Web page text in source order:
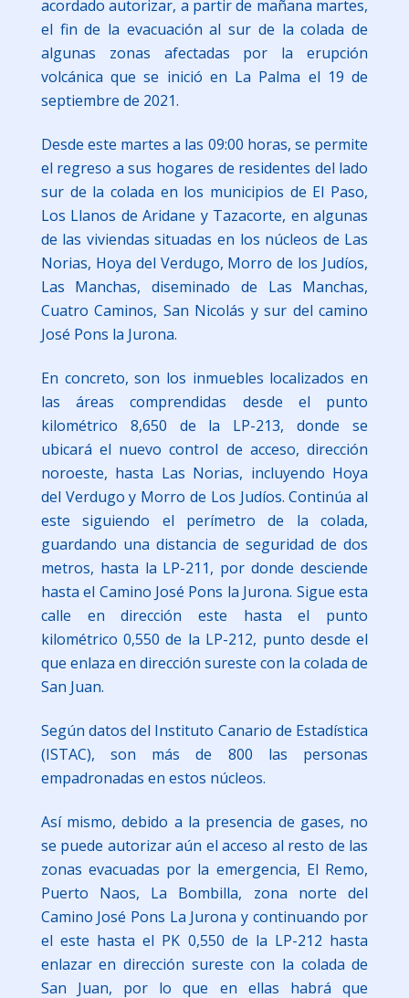
acordado autorizar, a partir de mañana martes,
el fin de la evacuación al sur de la colada de
algunas zonas afectadas por la erupción
volcánica que se inició en La Palma el 19 de
septiembre de 2021.
Desde este martes a las 09:00 horas, se permite
el regreso a sus hogares de residentes del lado
sur de la colada en los municipios de El Paso,
Los Llanos de Aridane y Tazacorte, en algunas
de las viviendas situadas en los núcleos de Las
Norias, Hoya del Verdugo, Morro de los Judíos,
Las Manchas, diseminado de Las Manchas,
Cuatro Caminos, San Nicolás y sur del camino
José Pons la Jurona.
En concreto, son los inmuebles localizados en
las áreas comprendidas desde el punto
kilométrico 8,650 de la LP-213, donde se
ubicará el nuevo control de acceso, dirección
noroeste, hasta Las Norias, incluyendo Hoya
del Verdugo y Morro de Los Judíos. Continúa al
este siguiendo el perímetro de la colada,
guardando una distancia de seguridad de dos
metros, hasta la LP-211, por donde desciende
hasta el Camino José Pons la Jurona. Sigue esta
calle en dirección este hasta el punto
kilométrico 0,550 de la LP-212, punto desde el
que enlaza en dirección sureste con la colada de
San Juan.
Según datos del Instituto Canario de Estadística
(ISTAC), son más de 800 las personas
empadronadas en estos núcleos.
Así mismo, debido a la presencia de gases, no
se puede autorizar aún el acceso al resto de las
zonas evacuadas por la emergencia, El Remo,
Puerto Naos, La Bombilla, zona norte del
Camino José Pons La Jurona y continuando por
el este hasta el PK 0,550 de la LP-212 hasta
enlazar en dirección sureste con la colada de
San Juan, por lo que en ellas habrá que